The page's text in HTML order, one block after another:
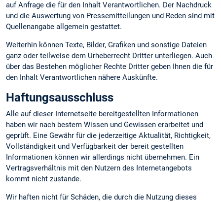
auf Anfrage die für den Inhalt Verantwortlichen. Der Nachdruck
und die Auswertung von Pressemitteilungen und Reden sind mit
Quellenangabe allgemein gestattet.
Weiterhin können Texte, Bilder, Grafiken und sonstige Dateien
ganz oder teilweise dem Urheberrecht Dritter unterliegen. Auch
über das Bestehen möglicher Rechte Dritter geben Ihnen die für
den Inhalt Verantwortlichen nähere Auskünfte.
Haftungsausschluss
Alle auf dieser Internetseite bereitgestellten Informationen
haben wir nach bestem Wissen und Gewissen erarbeitet und
geprüft. Eine Gewähr für die jederzeitige Aktualität, Richtigkeit,
Vollständigkeit und Verfügbarkeit der bereit gestellten
Informationen können wir allerdings nicht übernehmen. Ein
Vertragsverhältnis mit den Nutzern des Internetangebots
kommt nicht zustande.
Wir haften nicht für Schäden, die durch die Nutzung dieses